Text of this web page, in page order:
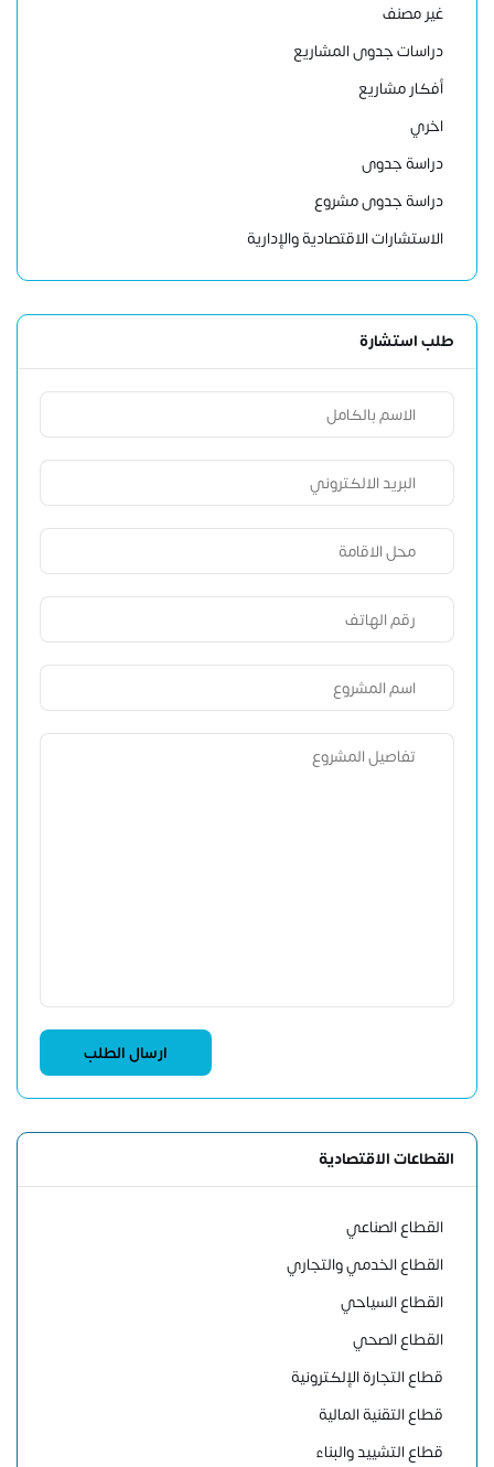
غير مصنف
دراسات جدوى المشاريع
أفكار مشاريع
اخري
دراسة جدوى
دراسة جدوى مشروع
الاستشارات الاقتصادية والإدارية
طلب استشارة
القطاعات الاقتصادية
القطاع الصناعي
القطاع الخدمي والتجاري
القطاع السياحي
القطاع الصحي
قطاع التجارة الإلكترونية
قطاع التقنية المالية
قطاع التشييد والبناء